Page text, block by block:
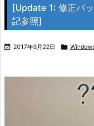
[Update 1: 修正パ
記参照]
 2017年6月22日 